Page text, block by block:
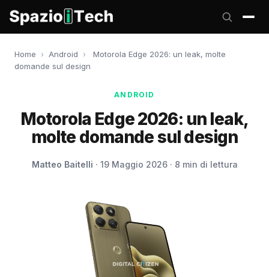
Home › Android ›
Motorola Edge 2026: un leak, molte
domande sul design
ANDROID
Motorola Edge 2026: un leak,
molte domande sul design
Matteo Baitelli · 19 Maggio 2026 · 8 min di lettura